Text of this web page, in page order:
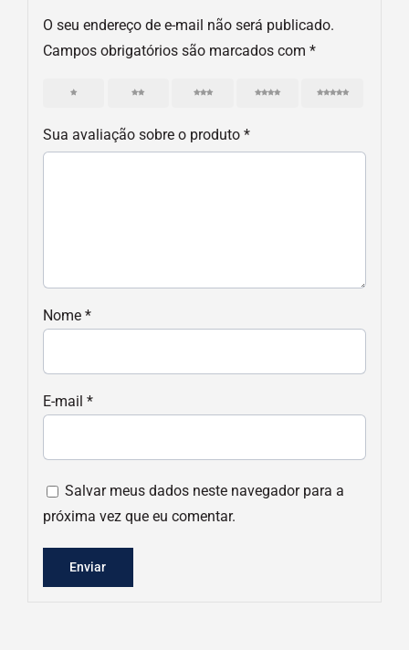
O seu endereço de e-mail não será publicado.
Campos obrigatórios são marcados com *
5
Sua avaliação sobre o produto *
Nome *
E-mail *
Salvar meus dados neste navegador para a
próxima vez que eu comentar.